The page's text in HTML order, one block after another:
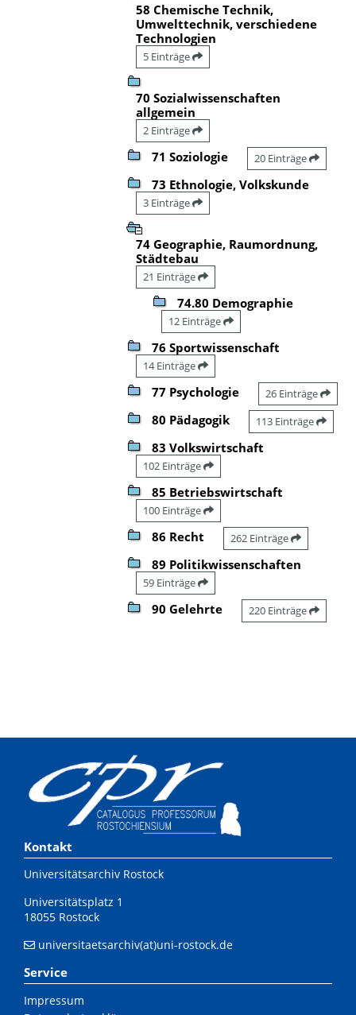
58 Chemische Technik,
Umwelttechnik, verschiedene
Technologien
5 Einträge
70 Sozialwissenschaften
allgemein
2 Einträge
71 Soziologie 20 Einträge
73 Ethnologie, Volkskunde
3 Einträge
74 Geographie, Raumordnung,
Städtebau
21 Einträge
74.80 Demographie
12 Einträge
76 Sportwissenschaft
14 Einträge
77 Psychologie 26 Einträge
80 Pädagogik 113 Einträge
83 Volkswirtschaft
102 Einträge
85 Betriebswirtschaft
100 Einträge
86 Recht 262 Einträge
89 Politikwissenschaften
59 Einträge
90 Gelehrte 220 Einträge
Kontakt
Universitätsarchiv Rostock
Universitätsplatz 1
18055 Rostock
universitaetsarchiv(at)uni-rostock.de
Service
Impressum